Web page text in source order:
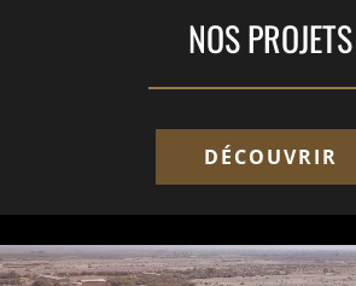
NOS PROJETS
DÉCOUVRIR